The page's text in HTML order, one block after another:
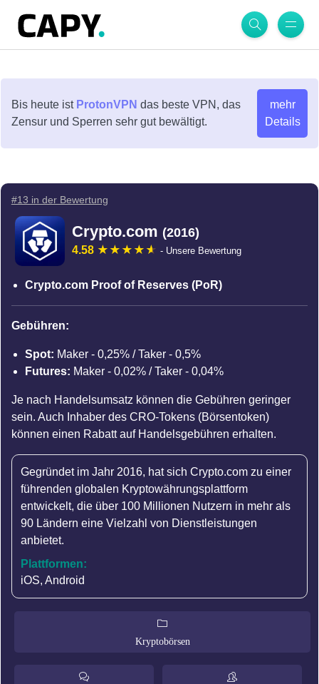
Bis heute ist ProtonVPN das beste VPN, das
Zensur und Sperren sehr gut bewältigt.
mehr
Details
#13 in der Bewertung
Crypto.com (2016)
4.58 - Unsere Bewertung
Crypto.com Proof of Reserves (PoR)
Gebühren:
Spot: Maker - 0,25% / Taker - 0,5%
Futures: Maker - 0,02% / Taker - 0,04%
Je nach Handelsumsatz können die Gebühren geringer
sein. Auch Inhaber des CRO-Tokens (Börsentoken)
können einen Rabatt auf Handelsgebühren erhalten.
Gegründet im Jahr 2016, hat sich Crypto.com zu einer
führenden globalen Kryptowährungsplattform
entwickelt, die über 100 Millionen Nutzern in mehr als
90 Ländern eine Vielzahl von Dienstleistungen
anbietet.
Plattformen:
iOS, Android
Kryptobörsen